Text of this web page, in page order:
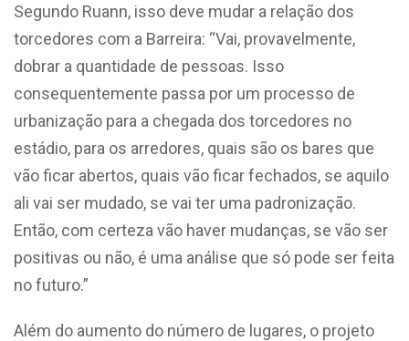
Segundo Ruann, isso deve mudar a relação dos
torcedores com a Barreira: “Vai, provavelmente,
dobrar a quantidade de pessoas. Isso
consequentemente passa por um processo de
urbanização para a chegada dos torcedores no
estádio, para os arredores, quais são os bares que
vão ficar abertos, quais vão ficar fechados, se aquilo
ali vai ser mudado, se vai ter uma padronização.
Então, com certeza vão haver mudanças, se vão ser
positivas ou não, é uma análise que só pode ser feita
no futuro.”
Além do aumento do número de lugares, o projeto